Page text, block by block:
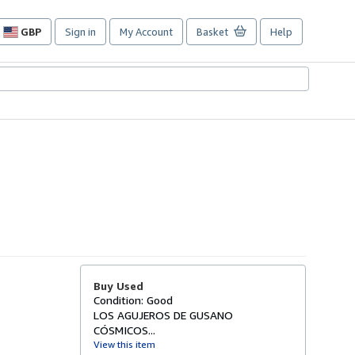
GBP
Site
preferences
Sign in My Account Basket Help
Buy Used
Condition: Good
LOS AGUJEROS DE GUSANO
CÓSMICOS...
View this item